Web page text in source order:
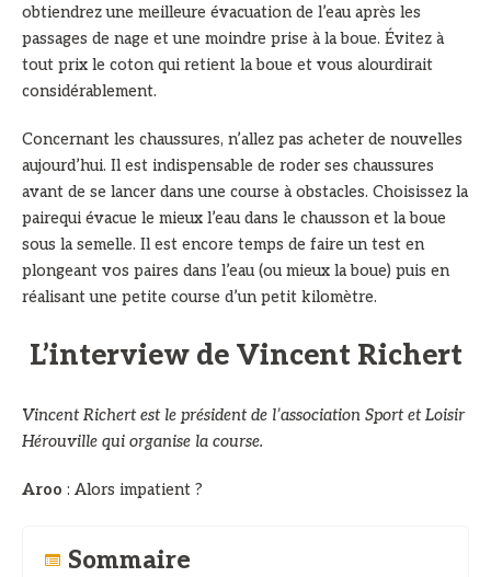
obtiendrez une meilleure évacuation de l’eau après les
passages de nage et une moindre prise à la boue. Évitez à
tout prix le coton qui retient la boue et vous alourdirait
considérablement.
Concernant les chaussures, n’allez pas acheter de nouvelles
aujourd’hui. Il est indispensable de roder ses chaussures
avant de se lancer dans une course à obstacles. Choisissez la
pairequi évacue le mieux l’eau dans le chausson et la boue
sous la semelle. Il est encore temps de faire un test en
plongeant vos paires dans l’eau (ou mieux la boue) puis en
réalisant une petite course d’un petit kilomètre.
L’interview de Vincent Richert
Vincent Richert est le président de l’association Sport et Loisir
Hérouville qui organise la course.
Aroo : Alors impatient ?
Sommaire